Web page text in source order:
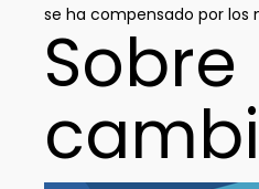
se ha compensado por los